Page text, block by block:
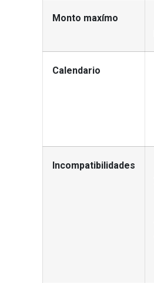
Monto maxímo
Calendario
Incompatibilidades